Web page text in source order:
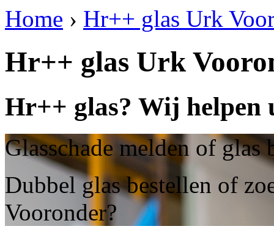
Home › Hr++ glas Urk
Hr++ glas Urk
Hr++ glas? Wij
Glasschade melden of
Dubbel glas bestellen of
Vooronder?